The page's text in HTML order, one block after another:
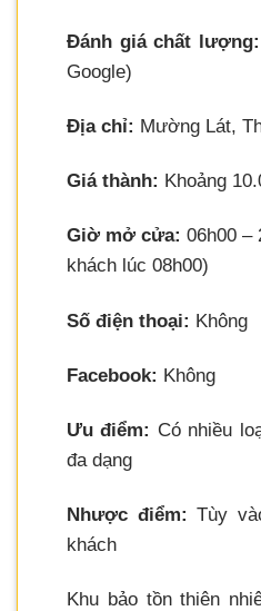
Đánh giá chất lượng:
Google)
Địa chỉ: Mường Lát,
Giá thành: Khoảng
Giờ mở cửa: 06h00 –
khách lúc 08h00)
Số điện thoại: Không
Facebook: Không
Ưu điểm: Có nhiều
đa dạng
Nhược điểm: Tùy
khách
Khu bảo tồn thiên